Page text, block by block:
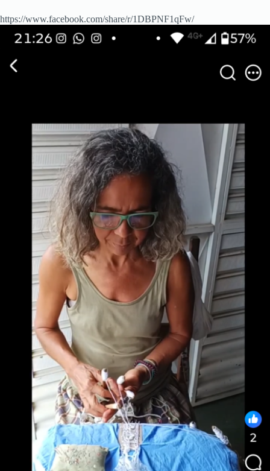
https://www.facebook.com/share/r/1DBPNF1qFw/